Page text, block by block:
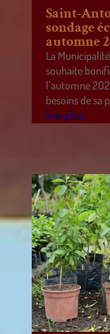
Saint-
sondage
automne
La
souhaite
l’automne
besoins de sa
lire plus